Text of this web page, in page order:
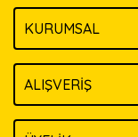
KURUMSAL
ALIŞVERİŞ